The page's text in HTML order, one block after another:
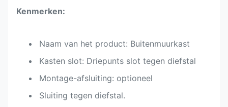
Kenmerken:
Naam van het product: Buitenmuurkast
Kasten slot: Driepunts slot tegen diefstal
Montage-afsluiting: optioneel
Sluiting tegen diefstal.